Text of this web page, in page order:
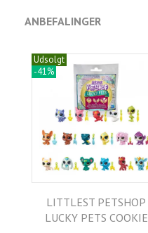
ANBEFALINGER
Udsolgt
-41%
LITTLEST PETSHOP
LUCKY PETS COOKIE